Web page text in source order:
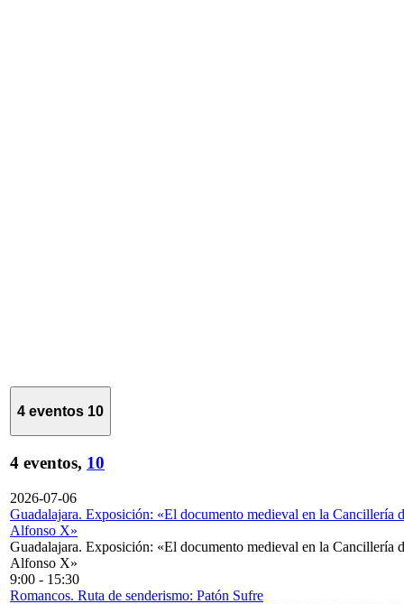
4 eventos 10
4 eventos, 10
2026-07-06
Guadalajara. Exposición: «El documento medieval en la Cancillería
Alfonso X»
Guadalajara. Exposición: «El documento medieval en la Cancillería
Alfonso X»
9:00 - 15:30
Romancos. Ruta de senderismo: Patón Sufre